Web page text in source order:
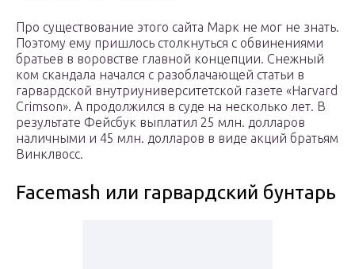
Про существование этого сайта Марк не мог не знать.
Поэтому ему пришлось столкнуться с обвинениями
братьев в воровстве главной концепции. Снежный
ком скандала начался с разоблачающей статьи в
гарвардской внутриуниверситетской газете «Harvard
Crimson». А продолжился в суде на несколько лет. В
результате Фейсбук выплатил 25 млн. долларов
наличными и 45 млн. долларов в виде акций братьям
Винклвосс.
Facemash или гарвардский бунтарь